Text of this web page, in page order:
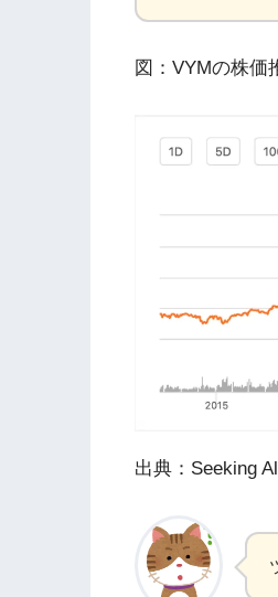
図：VYMの株価
出典：Seeking